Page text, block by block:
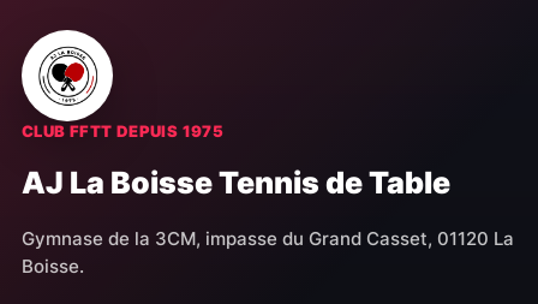
CLUB FFTT DEPUIS 1975
AJ La Boisse Tennis de Table
Gymnase de la 3CM, impasse du Grand Casset, 01120 La
Boisse.